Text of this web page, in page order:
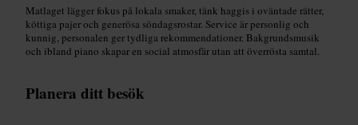
Matlaget lägger fokus på lokala smaker, tänk haggis i oväntade rätter,
köttiga pajer och generösa söndagsrostar. Service är personlig och
kunnig, personalen ger tydliga rekommendationer. Bakgrundsmusik
och ibland piano skapar en social atmosfär utan att överrösta samtal.
Planera ditt besök